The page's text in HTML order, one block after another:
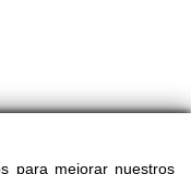
para mejorar nuestros